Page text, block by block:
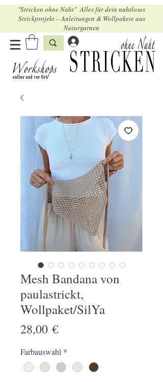
"Stricken ohne Naht" Alles für dein nahtloses
Strickprojekt – Anleitungen & Wollpakete aus
Naturgarnen
Mesh Bandana von
paulastrickt,
Wollpaket/SilYa
28,00 €Preis
Farbauswahl *